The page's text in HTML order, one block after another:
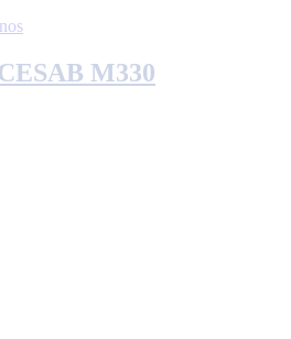
M330